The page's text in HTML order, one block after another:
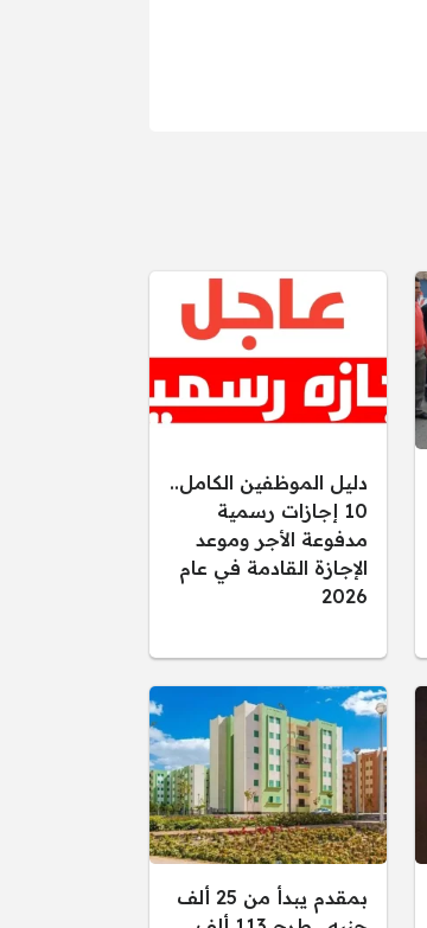
دليل الموظفين الكامل..
10 إجازات رسمية
مدفوعة الأجر وموعد
الإجازة القادمة في عام
2026
بمقدم يبدأ من 25 ألف